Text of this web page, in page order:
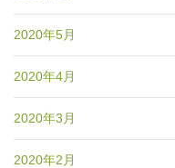
2020年5月
2020年4月
2020年3月
2020年2月